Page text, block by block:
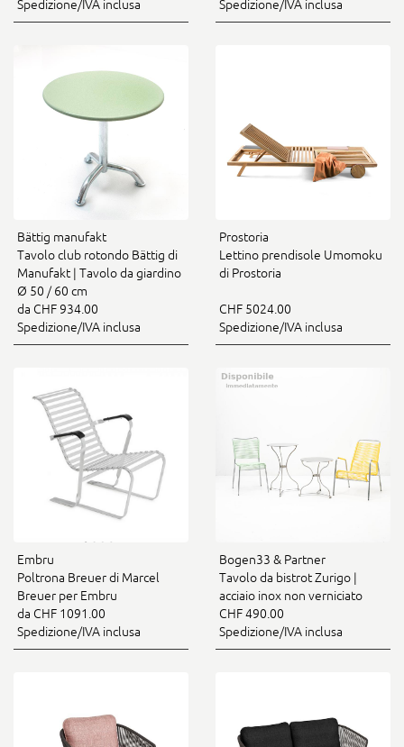
Spedizione/IVA inclusa
Spedizione/IVA inclusa
Bättig manufakt
Tavolo club rotondo Bättig di
Manufakt | Tavolo da giardino
Ø 50 / 60 cm
da CHF 934.00
Spedizione/IVA inclusa
Prostoria
Lettino prendisole Umomoku
di Prostoria
CHF 5024.00
Spedizione/IVA inclusa
Embru
Poltrona Breuer di Marcel
Breuer per Embru
da CHF 1091.00
Spedizione/IVA inclusa
Bogen33 & Partner
Tavolo da bistrot Zurigo |
acciaio inox non verniciato
CHF 490.00
Spedizione/IVA inclusa